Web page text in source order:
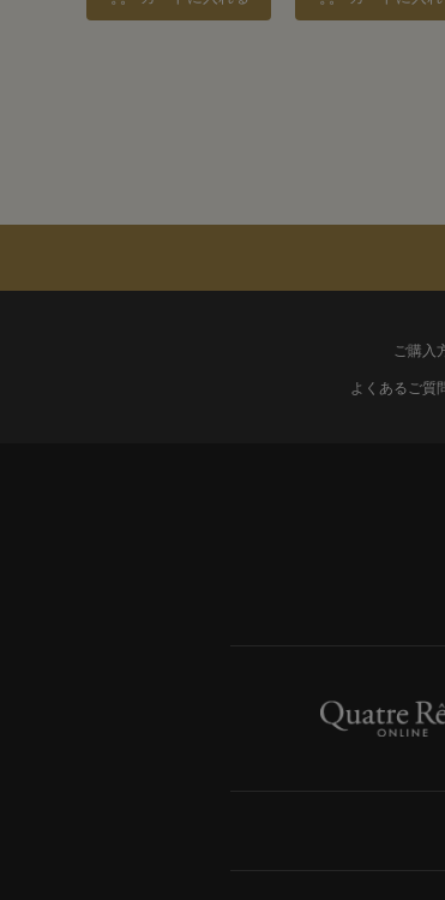
ご購入
よくあるご質